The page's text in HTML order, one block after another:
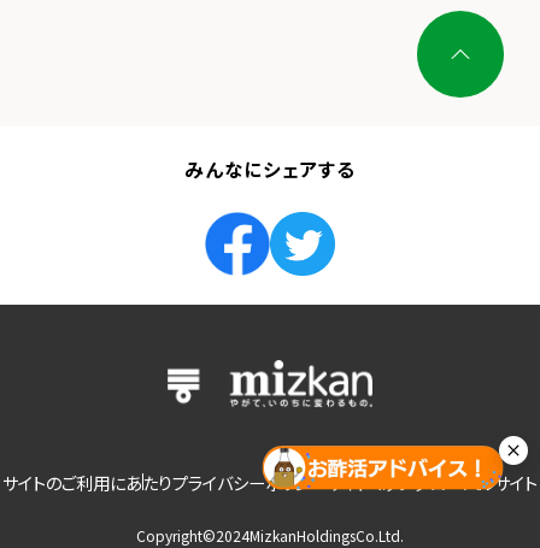
みんなにシェアする
サイトのご利用にあたりプライバシーポリシーサイトマップ グローバルサイト
Copyright©2024MizkanHoldingsCo.Ltd.